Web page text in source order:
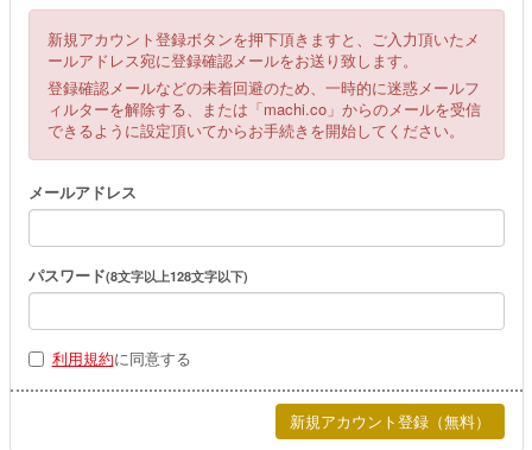
新規アカウント登録ボタンを押下頂きますと、ご入力頂いたメ
ールアドレス宛に登録確認メールをお送り致します。
登録確認メールなどの未着回避のため、一時的に迷惑メールフ
ィルターを解除する、または「machi.co」からのメールを受信
できるように設定頂いてからお手続きを開始してください。
メールアドレス
パスワード(8文字以上128文字以下)
利用規約に同意する